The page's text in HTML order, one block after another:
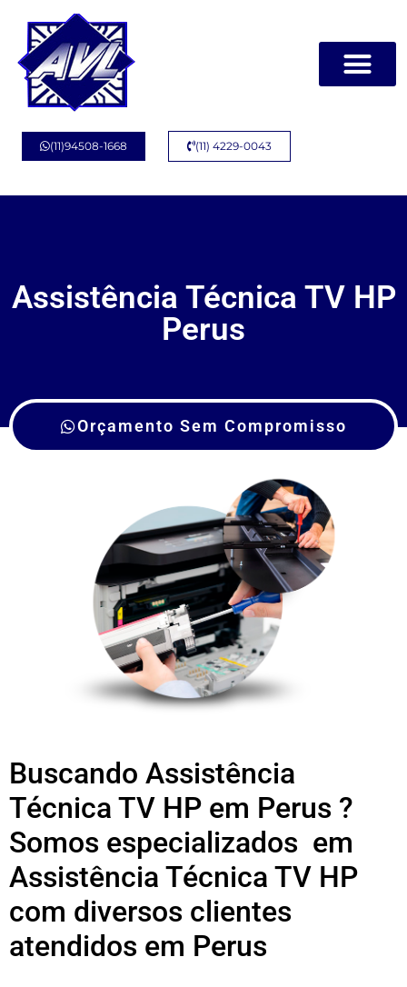
(11)94508-1668 (11) 4229-0043
Assistência Técnica TV HP
Perus
Orçamento Sem Compromisso
Buscando Assistência
Técnica TV HP em Perus ?
Somos especializados em
Assistência Técnica TV HP
com diversos clientes
atendidos em Perus